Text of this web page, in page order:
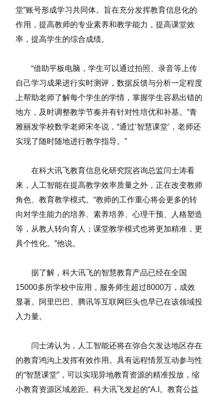
堂”账号形成学习共同体。旨在充分发挥教育信息化的
作用，提高教师的专业素养和教学能力，提高课堂效
率，提高学生的综合成绩。
“借助平板电脑，学生可以通过拍照、录音等上传
自己学习成果进行实时测评，数据反馈与分析一定程度
上帮助老师了解每个学生的学情，掌握学生容易出错的
地方，及时调整教学节奏并有针对性培优和补基。”青
雅丽发学校数学老师宋冬说，“通过‘智慧课堂’，老师还
实现了随时随地进行教学指导。”
在科大讯飞教育信息化研究院咨询总监闫士涛看
来，人工智能在提高教学效率质量之外，正在改变教师
角色、教育教学模式。“教师的工作重心将会更多的转
向对学生能力的培养、素养培养、心理干预、人格塑造
等，从教人转向育人；课堂教学模式也将更加精准，更
具个性化。”他说。
据了解，科大讯飞的智慧教育产品已经在全国
15000多所学校中应用，服务师生超过8000万，成效
显著。阿里巴巴、腾讯等互联网巨头也早已在该领域投
入力量。
闫士涛认为，人工智能还将在弥合欠发达地区存在
的教育鸿沟上发挥有效作用。具有远程情景互动参与性
的“智慧课堂”，可以实现异地教育资源的精准投放，缩
小教育资源区域差距。科大讯飞发起的“A.I。教育公益